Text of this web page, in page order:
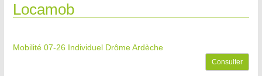
Locamob
Mobilité 07-26 Individuel Drôme Ardèche
Consulter